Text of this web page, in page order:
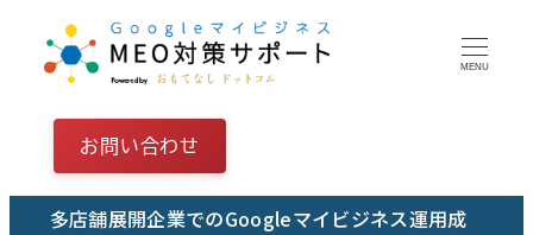
テ
MENU
お問い合わせ
多店舗展開企業でのGoogleマイビジネス運用成